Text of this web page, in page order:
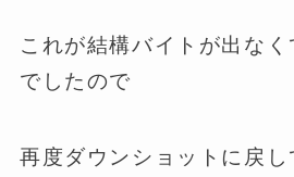
これが結構バイトが出なく
でしたので
再度ダウンショットに戻し